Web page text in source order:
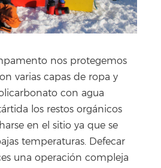
nos protegemos
varias capas de ropa y
con agua
los restos orgánicos
en el sitio ya que se
temperaturas. Defecar
una operación compleja